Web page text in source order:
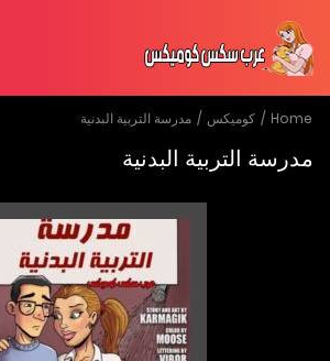
Home كوميكس مدرسة التربية البدنية
مدرسة التربية البدنية